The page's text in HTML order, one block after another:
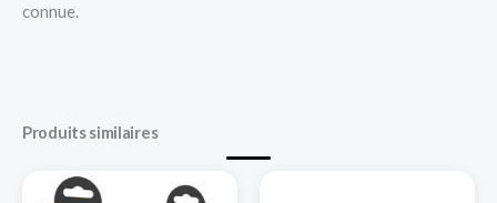
connue.
Produits similaires